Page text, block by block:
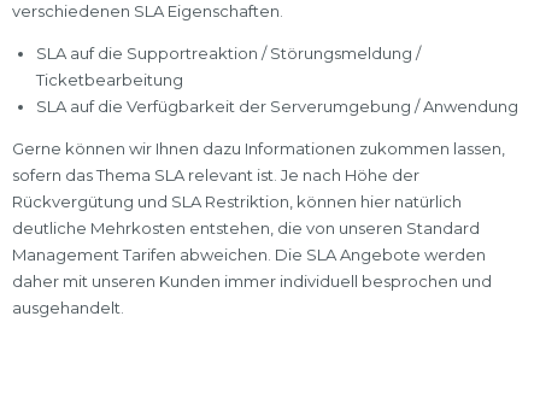
verschiedenen SLA Eigenschaften.
SLA auf die Supportreaktion / Störungsmeldung /
Ticketbearbeitung
SLA auf die Verfügbarkeit der Serverumgebung / Anwendung
Gerne können wir Ihnen dazu Informationen zukommen lassen,
sofern das Thema SLA relevant ist. Je nach Höhe der
Rückvergütung und SLA Restriktion, können hier natürlich
deutliche Mehrkosten entstehen, die von unseren Standard
Management Tarifen abweichen. Die SLA Angebote werden
daher mit unseren Kunden immer individuell besprochen und
ausgehandelt.